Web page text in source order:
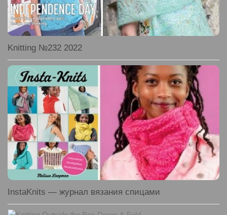
Knitting №232 2022
InstaKnits — журнал вязания спицами